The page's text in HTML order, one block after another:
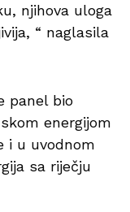
njihova uloga
“ naglasila
panel bio
energijom
i u uvodnom
sa riječju